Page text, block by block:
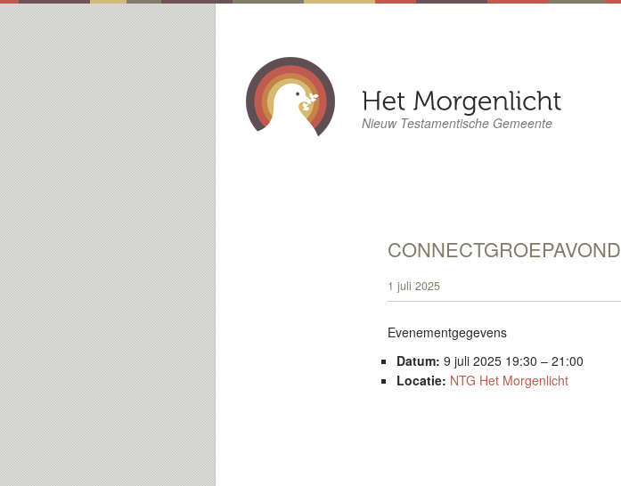
Nieuw Testamentische Gemeente
CONNECTGROEPAVOND
1 juli 2025
Evenementgegevens
Datum: 9 juli 2025 19:30 – 21:00
Locatie: NTG Het Morgenlicht